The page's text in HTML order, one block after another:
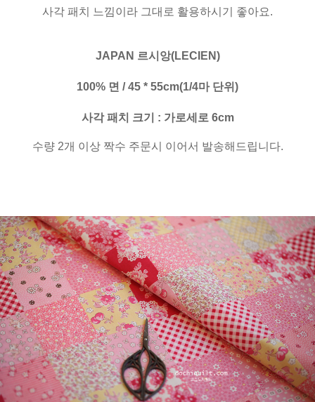
사각 패치 느낌이라 그대로 활용하시기 좋아요.
JAPAN 르시앙(LECIEN)
100% 면 / 45 * 55cm(1/4마 단위)
사각 패치 크기 : 가로세로 6cm
수량 2개 이상 짝수 주문시 이어서 발송해드립니다.